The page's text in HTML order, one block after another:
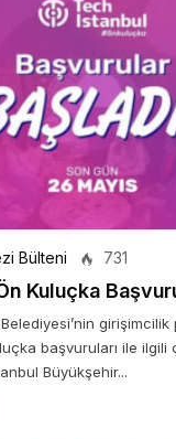
Bülteni 731
Kuluçka
girişimcilik
başvuruları ile ilgili
Büyükşehir...